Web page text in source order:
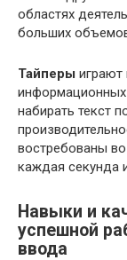
областях
больших
Тайперы
информационных
набирать текст
востребованы
каждая секунда
Навыки и
успешной
ввода